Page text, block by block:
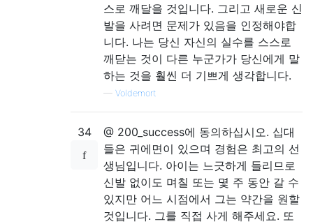
스로 깨달을 것입니다. 그리고 새로운 신
발을 사려면 문제가 있음을 인정해야합
니다. 나는 당신 자신의 실수를 스스로
깨닫는 것이 다른 누군가가 당신에게 말
하는 것을 훨씬 더 기쁘게 생각합니다.
— Voldemort
34
@ 200_success에 동의하십시오. 십대
들은 귀에면이 있으며 경험은 최고의 선
생님입니다. 아이는 느긋하게 들리므로
신발 없이도 며칠 또는 몇 주 동안 갈 수
있지만 어느 시점에서 그는 약간을 원할
것입니다. 그를 직접 사게 해주세요. 또